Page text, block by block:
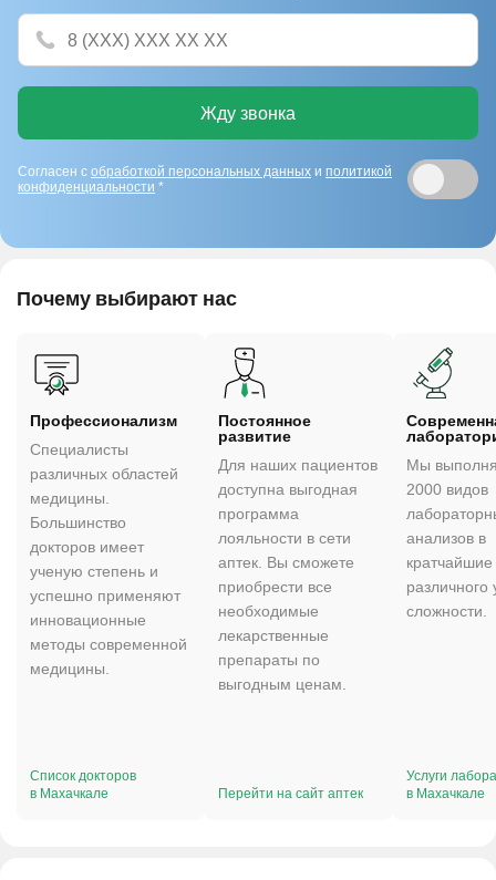
Жду звонка
Согласен с обработкой персональных данных и политикой
конфиденциальности *
Почему выбирают нас
Профессионализм
Специалисты
различных областей
медицины.
Большинство
докторов имеет
ученую степень и
успешно применяют
инновационные
методы современной
медицины.
Список докторов
в Махачкале
Постоянное
развитие
Для наших пациентов
доступна выгодная
программа
лояльности в сети
аптек. Вы сможете
приобрести все
необходимые
лекарственные
препараты по
выгодным ценам.
Перейти на сайт аптек
Мы
2000 видов
анализов в
различного
сложности.
Услуги
в Махачкале